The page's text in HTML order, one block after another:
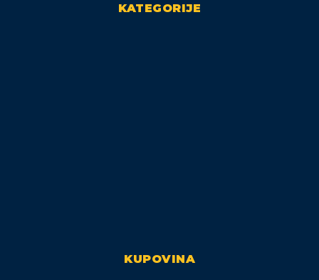
KATEGORIJE
KUPOVINA